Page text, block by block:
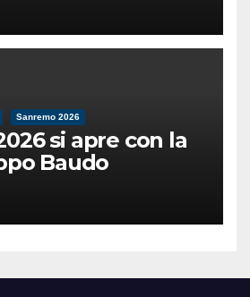
Sanremo 2026
si apre con la
Baudo